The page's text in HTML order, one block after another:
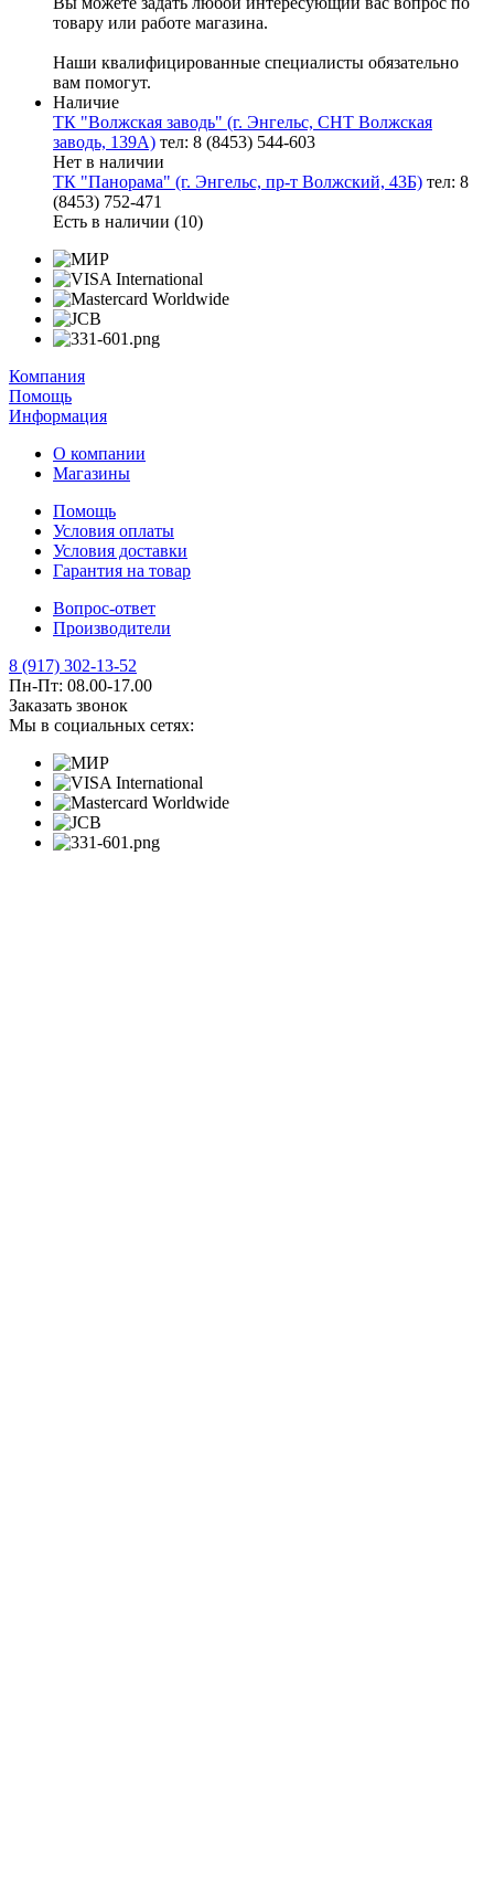
товару или работе магазина.
Наши квалифицированные специалисты обязательно
вам помогут.
Наличие
ТК "Волжская заводь" (г. Энгельс, СНТ Волжская
заводь, 139А) тел: 8 (8453) 544-603
Нет в наличии
ТК "Панорама" (г. Энгельс, пр-т Волжский, 43Б) тел: 8
(8453) 752-471
Есть в наличии (10)
Компания
Помощь
Информация
О компании
Магазины
Помощь
Условия оплаты
Условия доставки
Гарантия на товар
Вопрос-ответ
Производители
8 (917) 302-13-52
Пн-Пт: 08.00-17.00
Заказать звонок
Мы в социальных сетях: